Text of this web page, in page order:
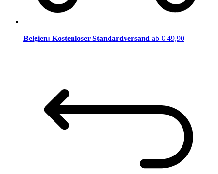
Belgien: Kostenloser Standardversand ab € 49,90